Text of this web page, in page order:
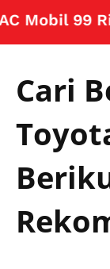
99 Ribu!
Cari